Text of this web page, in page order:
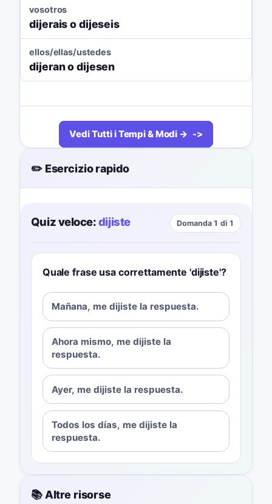
vosotros
dijerais o dijeseis
ellos/ellas/ustedes
dijeran o dijesen
Vedi Tutti i Tempi & Modi →
✏️ Esercizio rapido
Quiz veloce:dijiste Domanda 1 di 1
Quale frase usa correttamente 'dijiste'?
Mañana, me dijiste la respuesta.
Ahora mismo, me dijiste la
respuesta.
Ayer, me dijiste la respuesta.
Todos los días, me dijiste la
respuesta.
📚 Altre risorse